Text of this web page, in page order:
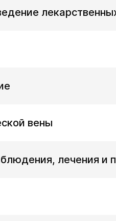
вены
лечения и